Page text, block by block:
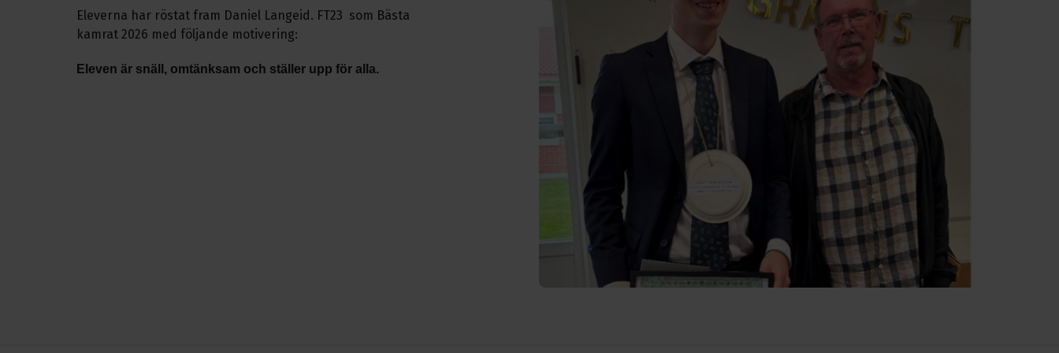
Eleverna har röstat fram Daniel Langeid. FT23 som Bästa
kamrat 2026 med följande motivering:
Eleven är snäll, omtänksam och ställer upp för alla.